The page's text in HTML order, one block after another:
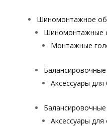
Шиномонтажное
Шиномонтажные
Монтажные
Балансировочные
Аксессуары
Аксессуары для